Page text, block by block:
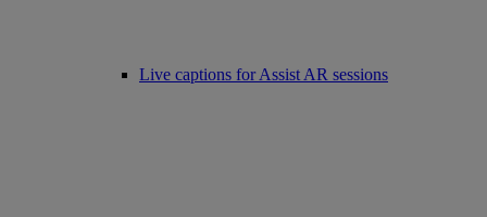
Live captions for Assist AR sessions